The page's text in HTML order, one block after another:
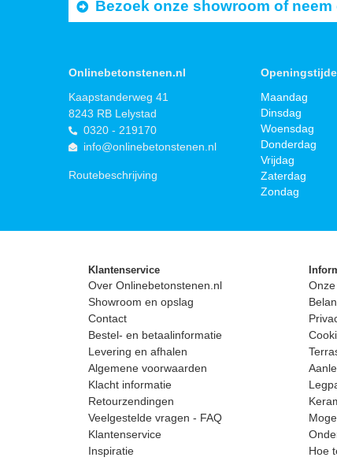
Bezoek onze showroom of
Onlinebetonstenen.nl
Kaapstanderweg 41
8243 RB Lelystad
0320 - 219170
info@onlinebetonstenen.nl
Routebeschrijving
Maandag
Dinsdag
Woensdag
Donderdag
Vrijdag
Zaterdag
Zondag
Klantenservice
Over Onlinebetonstenen.nl
Showroom en opslag
Contact
Bestel- en betaalinformatie
Levering en afhalen
Algemene voorwaarden
Klacht informatie
Retourzendingen
Veelgestelde vragen - FAQ
Klantenservice
Inspiratie
Hoe